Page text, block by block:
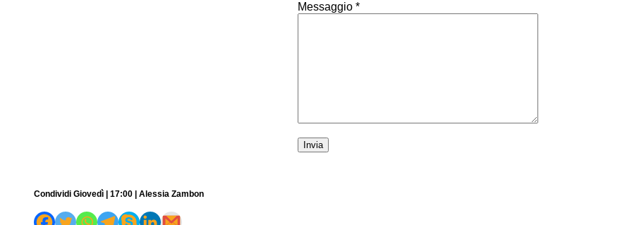
Messaggio *
Condividi Giovedì | 17:00 | Alessia Zambon